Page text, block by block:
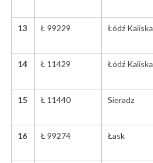
13 Ł 99229 Łódź Kaliska
14 Ł 11429 Łódź Kaliska
15 Ł 11440 Sieradz
16 Ł 99274 Łask